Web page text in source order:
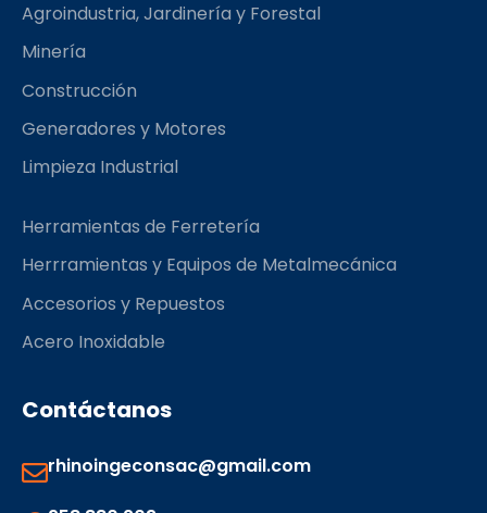
o
k
r
Agroindustria, Jardinería y Forestal
Minería
Construcción
Generadores y Motores
Limpieza Industrial
Herramientas de Ferretería
Herrramientas y Equipos de Metalmecánica
Accesorios y Repuestos
Acero Inoxidable
Contáctanos
rhinoingeconsac@gmail.com